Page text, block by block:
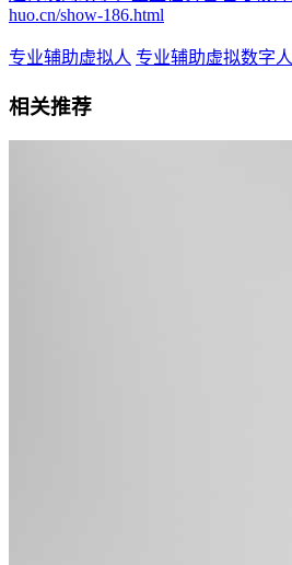
huo.cn/show-186.html
专业辅助虚拟人 专业辅助虚拟数字人
相关推荐